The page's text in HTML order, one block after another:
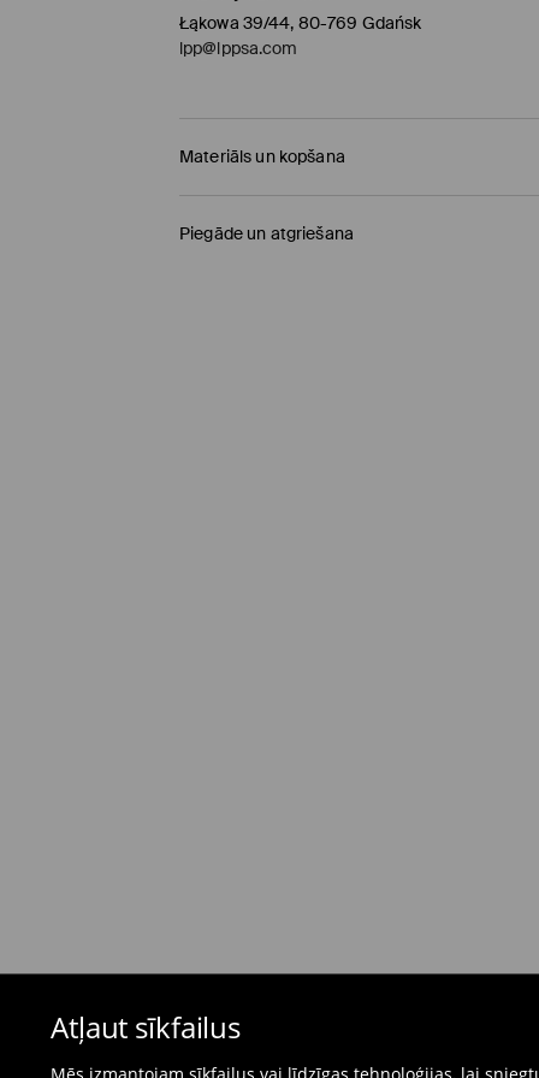
Atļaut sīkfailus
Łąkowa 39/44, 80-769 Gdańsk
lpp@lppsa.com
Materiāls un kopšana
PIRMAIS MATERIĀLS
Piegāde un atgriešana
preču atgriešanas veidlapu tiešsaistē.